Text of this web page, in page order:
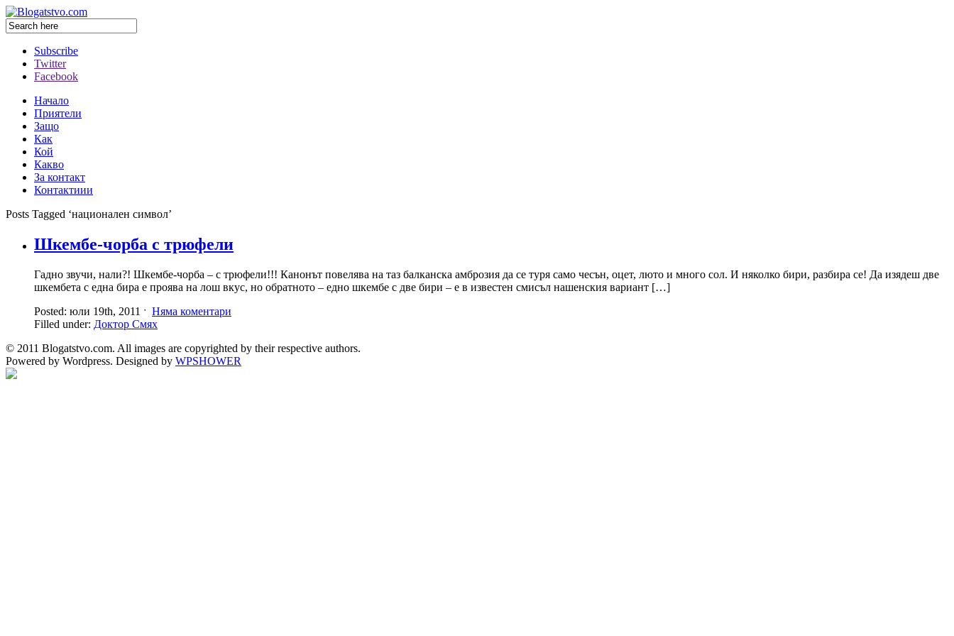
Subscribe
Twitter
Facebook
Начало
Приятели
Защо
Как
Кой
Какво
За контакт
Контактиии
Posts Tagged ‘национален символ’
Шкембе-чорба с трюфели
Гадно звучи, нали?! Шкембе-чорба – с трюфели!!! Канонът повелява на таз балканска амброзия да се туря само чесън, оцет, люто и много сол. И няколко бири, разбира се! Да изядеш две
шкембета с една бира е проява на лош вкус, но обратното – едно шкембе с две бири – е в известен смисъл нашенския вариант […]
Posted: юли 19th, 2011 ˑ Няма коментари
Filled under: Доктор Смях
© 2011 Blogatstvo.com. All images are copyrighted by their respective authors.
Powered by Wordpress. Designed by WPSHOWER